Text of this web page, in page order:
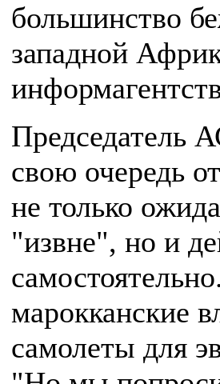
большинство
западной
Председатель
свою очередь
не только
"извне", но и
марокканские
самолеты для